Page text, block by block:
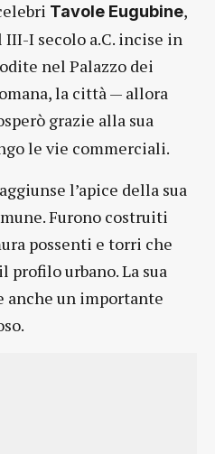
Tavole Eugubine,
I secolo a.C. incise in
nel Palazzo dei
la città — allora
grazie alla sua
le vie commerciali.
l’apice della sua
Furono costruiti
possenti e torri che
profilo urbano. La sua
anche un importante